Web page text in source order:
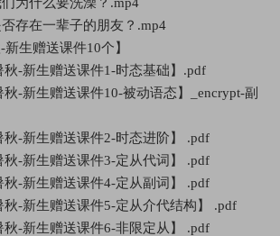
在一辈子的朋友？.mp4
生赠送课件10个】
-新生赠送课件1-时态基础】.pdf
新生赠送课件10-被动语态】_encrypt-副
-新生赠送课件2-时态进阶】 .pdf
-新生赠送课件3-定从代词】 .pdf
-新生赠送课件4-定从副词】 .pdf
-新生赠送课件5-定从介代结构】 .pdf
-新生赠送课件6-非限定从】 .pdf